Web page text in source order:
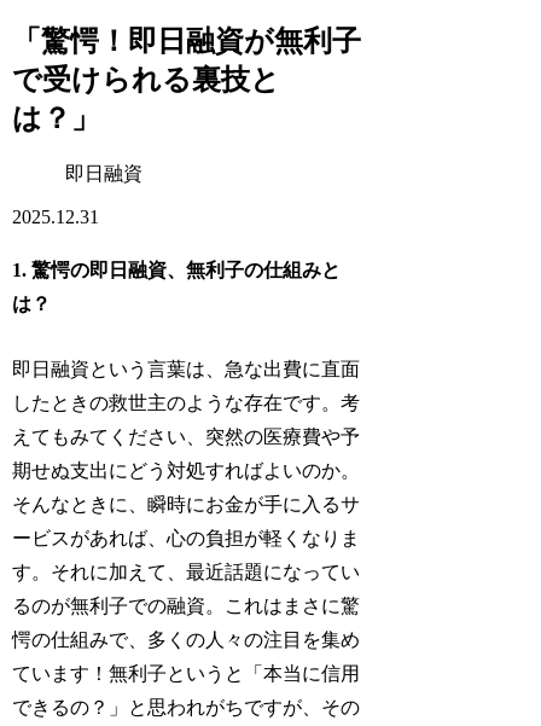
「驚愕！即日融資が無利子
で受けられる裏技と
は？」
即日融資
2025.12.31
1. 驚愕の即日融資、無利子の仕組みと
は？
即日融資という言葉は、急な出費に直面
したときの救世主のような存在です。考
えてもみてください、突然の医療費や予
期せぬ支出にどう対処すればよいのか。
そんなときに、瞬時にお金が手に入るサ
ービスがあれば、心の負担が軽くなりま
す。それに加えて、最近話題になってい
るのが無利子での融資。これはまさに驚
愕の仕組みで、多くの人々の注目を集め
ています！無利子というと「本当に信用
できるの？」と思われがちですが、その